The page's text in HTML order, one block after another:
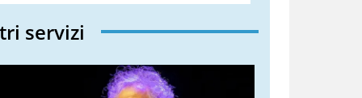
servizi